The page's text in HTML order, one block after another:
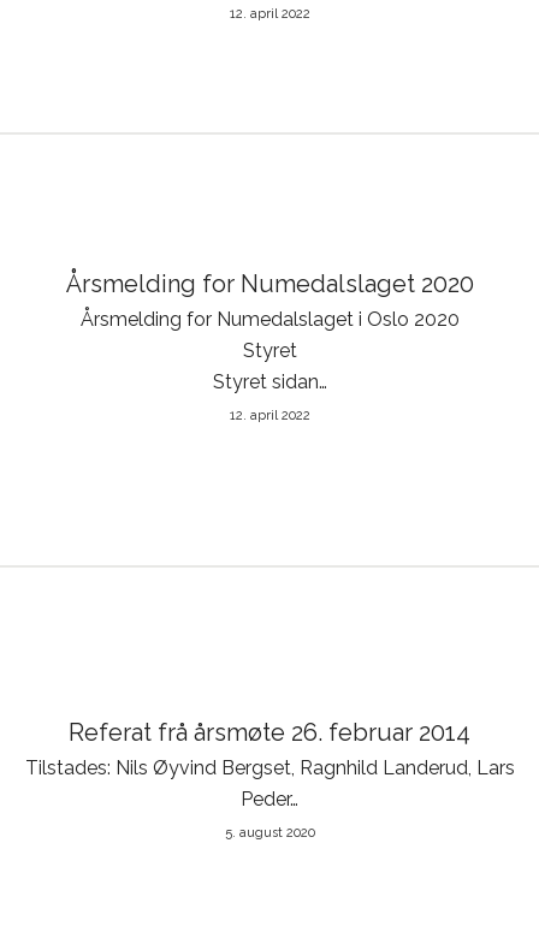
12. april 2022
Årsmelding for Numedalslaget 2020
Årsmelding for Numedalslaget i Oslo 2020
Styret
Styret sidan…
12. april 2022
Referat frå årsmøte 26. februar 2014
Tilstades: Nils Øyvind Bergset, Ragnhild Landerud, Lars
Peder…
5. august 2020